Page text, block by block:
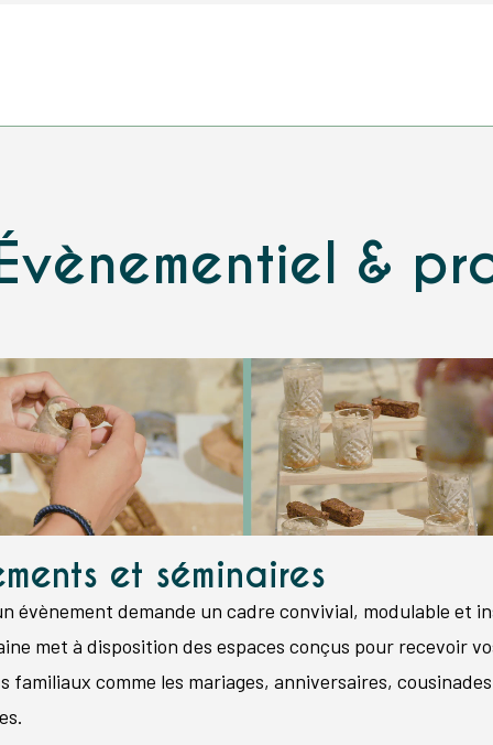
&
et séminaires
évènement demande un cadre convivial, modulable et
met à disposition des espaces conçus pour recevoir
familiaux comme les mariages, anniversaires,